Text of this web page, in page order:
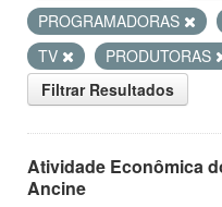
PROGRAMADORAS
TV
PRODUTORAS
Filtrar Resultados
Atividade Econômica
Ancine